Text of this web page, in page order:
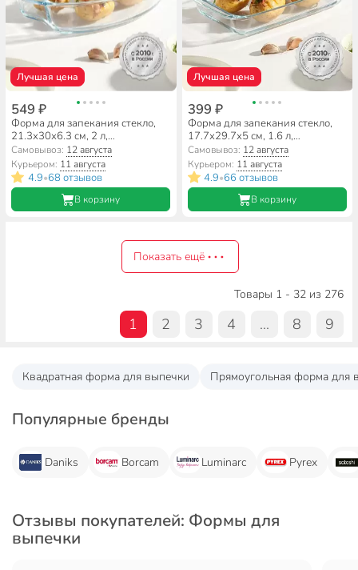
Лучшая цена
549 ₽
Форма для запекания стекло,
21.3х30х6.3 см, 2 л,
прямоугольная, Daniks
Самовывоз: 12 августа
Курьером: 11 августа
4.9•68 отзывов
В корзину
Лучшая цена
399 ₽
Форма для запекания стекло,
17.7х29.7х5 см, 1.6 л,
прямоугольная, Daniks
Самовывоз: 12 августа
Курьером: 11 августа
4.9•66 отзывов
В корзину
Показать ещё
Товары 1 - 32 из 276
1 2 3 4 ... 8 9
Квадратная форма для выпечки Прямоугольная форма для
Популярные бренды
Daniks Borcam Luminarc Pyrex
Отзывы покупателей: Формы для
выпечки